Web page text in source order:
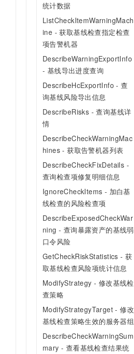
统计数据
ListCheckItemWarningMach
ine - 获取基线检查指定检查
项告警机器
DescribeWarningExportInfo
- 基线导出进度查询
DescribeHcExportInfo - 查
询基线风险导出信息
DescribeRisks - 查询基线详
情
DescribeCheckWarningMac
hines - 获取告警机器列表
DescribeCheckFixDetails -
查询检查项修复明细信息
IgnoreCheckItems - 加白基
线检查的风险检查项
DescribeExposedCheckWar
ning - 查询暴露资产的基线弱
口令风险
GetCheckRiskStatistics - 获
取基线检查风险项统计信息
ModifyStrategy - 修改基线检
查策略
ModifyStrategyTarget - 修改
基线检查策略生效的服务器组
DescribeCheckWarningSum
mary - 查看基线检查结果统